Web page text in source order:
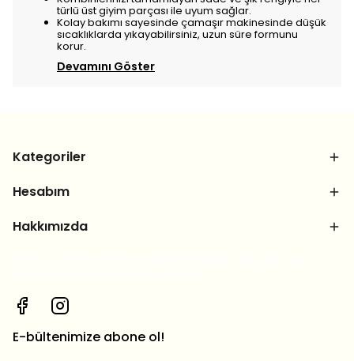
türlü üst giyim parçası ile uyum sağlar.
Kolay bakımı sayesinde çamaşır makinesinde düşük
sıcaklıklarda yıkayabilirsiniz, uzun süre formunu
korur.
Devamını Göster
Kategoriler
Hesabım
Hakkımızda
E-bültenimize abone ol!